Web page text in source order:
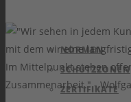
NORMEN
SCHUTZZONEN
ZERTIFIKATE